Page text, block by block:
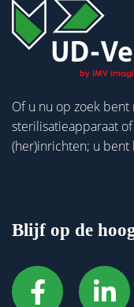
Of u nu op zoek bent
sterilisatieapparaat
(her)inrichten; u bent
Blijf op de